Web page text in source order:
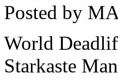
Posted by
World
Starkaste